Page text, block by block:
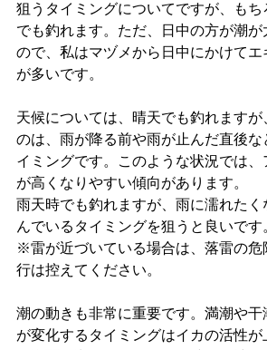
狙うタイミングについてですが、もち
でも釣れます。ただ、日中の方が潮
ので、私はマヅメから日中にかけてエ
が多いです。
天候については、晴天でも釣れます
のは、雨が降る前や雨が止んだ直後な
イミングです。このような状況では
が高くなりやすい傾向があります。
雨天時でも釣れますが、雨に濡れたく
んでいるタイミングを狙うと良いです
※雷が近づいている場合は、落雷の危
行は控えてください。
潮の動きも非常に重要です。満潮や干
が変化するタイミングはイカの活性が